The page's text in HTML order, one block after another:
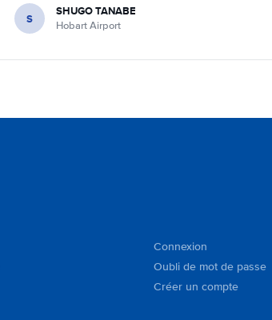
S SHUGO TANABE
Hobart Airport
Connexion
Oubli de mot de passe
Créer un compte